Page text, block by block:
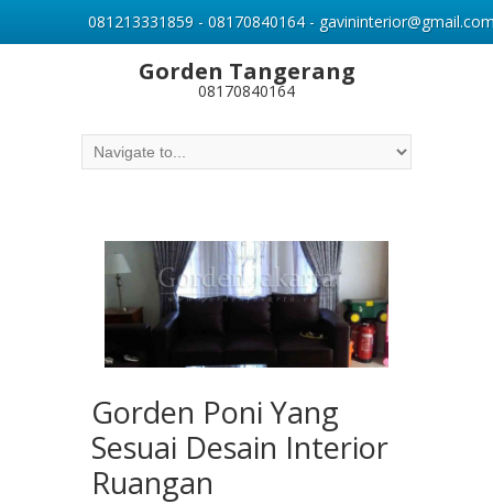
Gorden Tangerang
08170840164
Gorden Poni Yang
Sesuai Desain Interior
Ruangan
081213331859 - 08170840164 -